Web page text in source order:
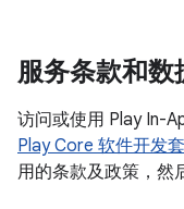
服务条款和数
访问或使用 Play In-
Play Core 软件开发
用的条款及政策，然